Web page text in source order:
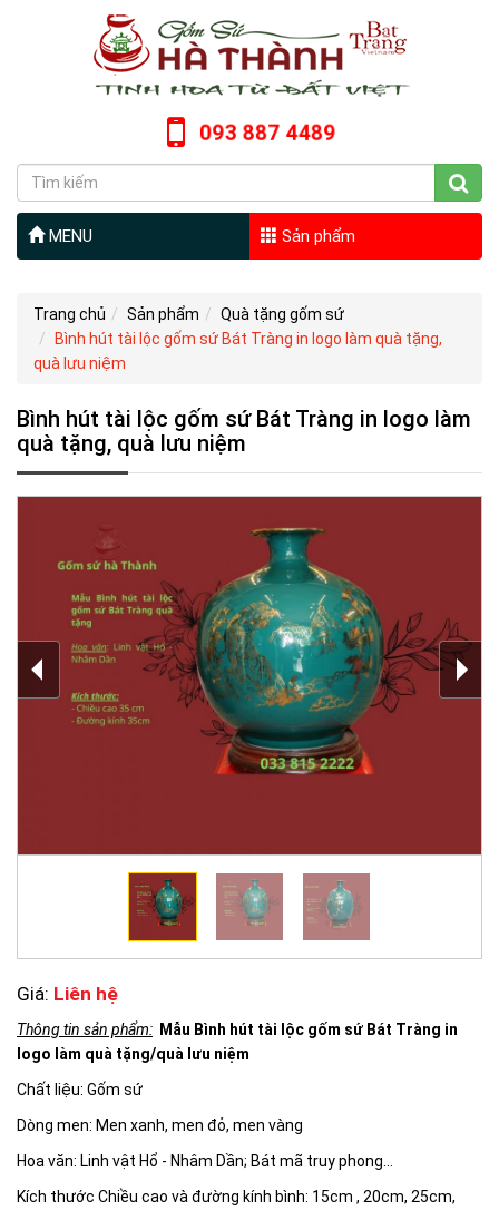
093 887 4489
MENU Sản phẩm
Trang chủ Sản phẩm
Quà tặng gốm sứ
Bình hút tài lộc gốm sứ Bát Tràng in logo làm quà tặng,
quà lưu niệm
Bình hút tài lộc gốm sứ Bát Tràng in logo làm
quà tặng, quà lưu niệm
Giá: Liên hệ
Thông tin sản phẩm: Mẫu Bình hút tài lộc gốm sứ Bát Tràng in
logo làm quà tặng/quà lưu niệm
Chất liệu: Gốm sứ
Dòng men: Men xanh, men đỏ, men vàng
Hoa văn: Linh vật Hổ - Nhâm Dần; Bát mã truy phong...
Kích thước Chiều cao và đường kính bình: 15cm , 20cm, 25cm,